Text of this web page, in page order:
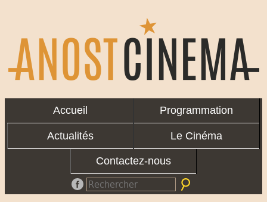
Accueil Programmation
Actualités Le Cinéma
Contactez-nous